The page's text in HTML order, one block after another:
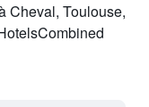
Cheval, Toulouse,